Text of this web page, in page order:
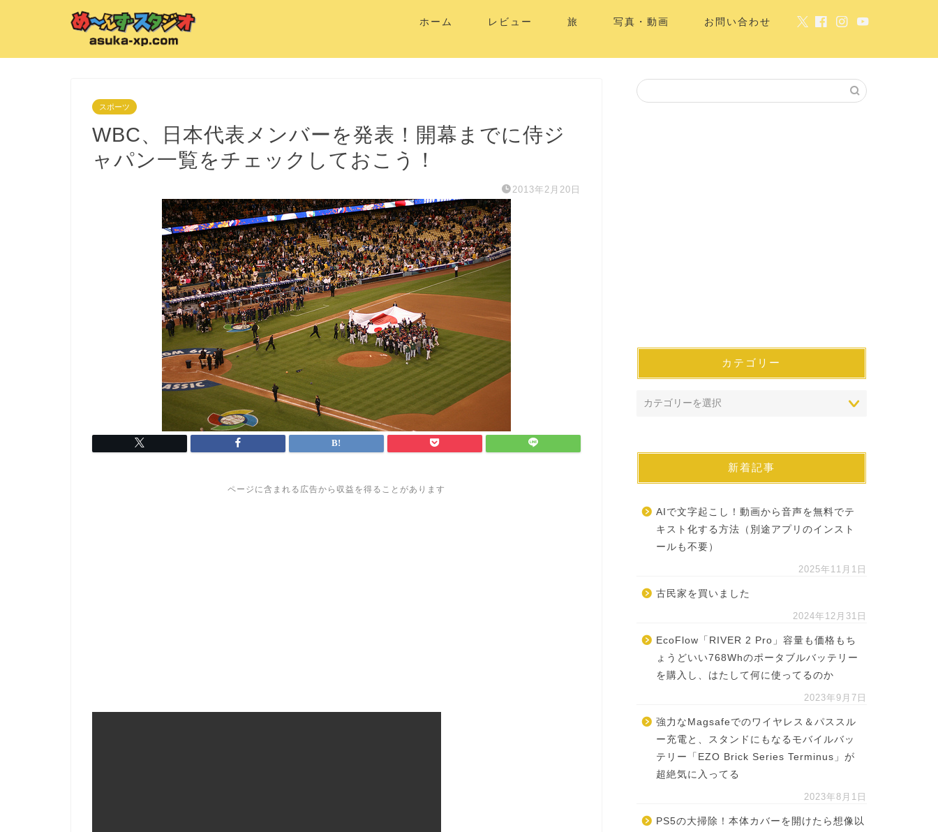
ホーム レビュー 旅 写真・動画 お問い合わせ
スポーツ
WBC、日本代表メンバーを発表！開幕までに侍ジ
ャパン一覧をチェックしておこう！
2013年2月20日
ページに含まれる広告から収益を得ることがあります
カテゴリー
新着記事
AIで文字起こし！動画から音声を無料でテ
キスト化する方法（別途アプリのインスト
ールも不要）
2025年11月1日
古民家を買いました
2024年12月31日
EcoFlow「RIVER 2 Pro」容量も価格もち
ょうどいい768Whのポータブルバッテリー
を購入し、はたして何に使ってるのか
2023年9月7日
強力なMagsafeでのワイヤレス＆パススル
ー充電と、スタンドにもなるモバイルバッ
テリー「EZO Brick Series Terminus」が
超絶気に入ってる
2023年8月1日
PS5の大掃除！本体カバーを開けたら想像以